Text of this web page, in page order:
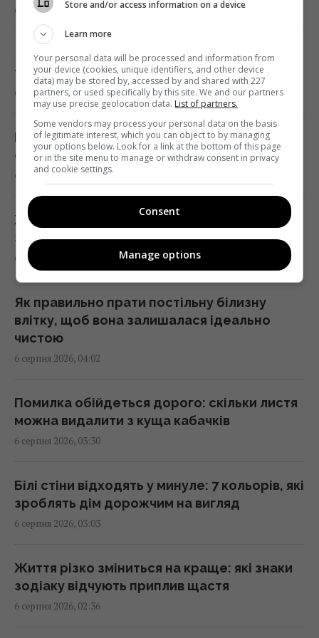
Путін перегруповує бойові дії в Україні: у
WSJ розповіли, чого він прагне
02:28 четвер, 06 серпня 2026
Подружжя придбало недорогий будинок в
підступ
01:58 четвер, 06 серпня 2026
Експерт оцінив можливсті української
системи ППО "Фрея" на першому етапі
01:57 четвер, 06 серпня 2026
Розвідувальні відносини між США та
Україною значно покращилися, - Politico
01:22 четвер, 06 серпня 2026
4 дати народження людей, які найлегше
01:01 четвер, 06 серпня 2026
Швеція передасть Україні судно з
00:38 четвер, 06 серпня 2026
Шестимісячним немовлятам показали
вчених
23:59 середа, 05 серпня 2026
6 серпня 2026, 05:39
Як часто потрібно чистити бойлер: точні
терміни та правила профілактики
6 серпня 2026, 05:25
Мало хто знає: що насправді означає
сніжинка на панелі холодильника
6 серпня 2026, 05:11
Життя заграє іншими барвами: чотирьом
знакам зодіаку доля подарує новий шанс
6 серпня 2026, 04:30
Як правильно прати постільну білизну
влітку, щоб вона залишалася ідеально
чистою
6 серпня 2026, 04:02
Помилка обійдеться дорого: скільки листя
можна видалити з куща кабачків
6 серпня 2026, 03:30
Білі стіни відходять у минуле: 7 кольорів, які
зроблять дім дорожчим на вигляд
6 серпня 2026, 03:03
Життя різко зміниться на краще: які знаки
зодіаку відчують приплив щастя
6 серпня 2026, 02:36
Store and/or access information on a device
Learn more
Your personal data will be processed and information from
your device (cookies, unique identifiers, and other device
data) may be stored by, accessed by and shared with 227
partners, or used specifically by this site. We and our partners
may use precise geolocation data. List of partners.
Some vendors may process your personal data on the basis
of legitimate interest, which you can object to by managing
your options below. Look for a link at the bottom of this page
or in the site menu to manage or withdraw consent in privacy
and cookie settings.
Consent
Manage options